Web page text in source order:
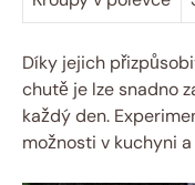
Díky jejich
chutě je lze snadno
každý den.
možnosti v kuchyni